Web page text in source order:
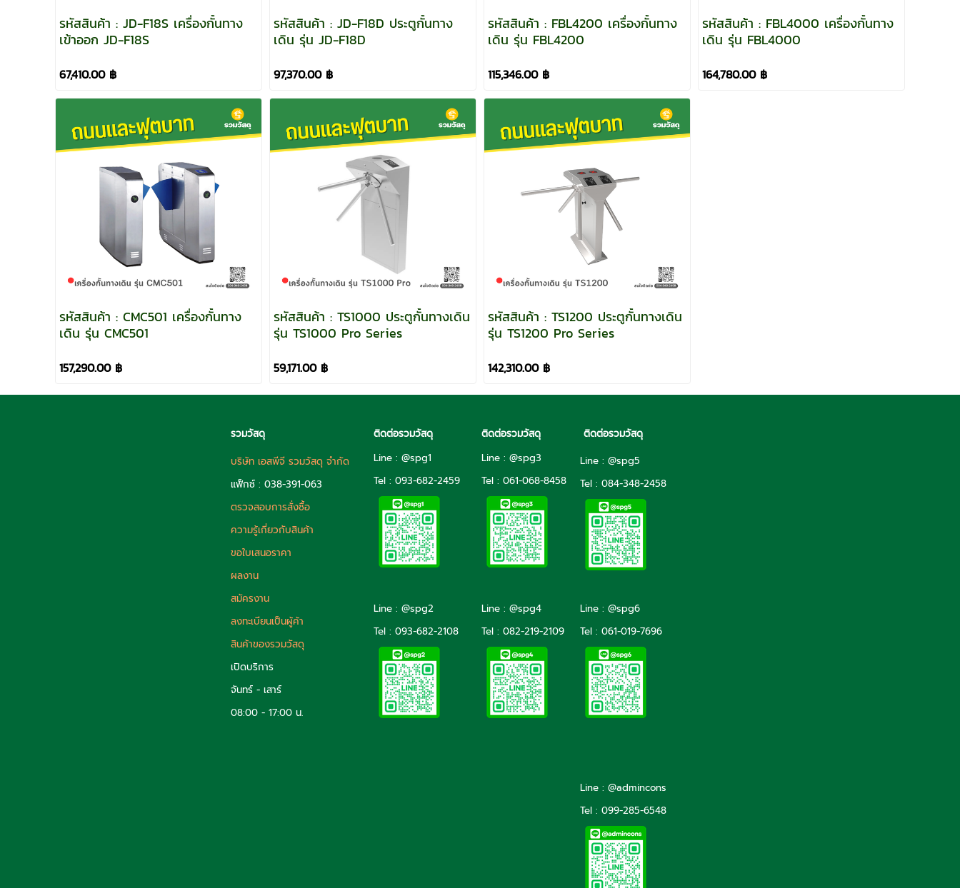
รหัสสินค้า : JD-F18S เครื่องกั้นทาง
เข้าออก JD-F18S
67,410.00 ฿
รหัสสินค้า : JD-F18D ประตูกั้นทาง
เดิน รุ่น JD-F18D
97,370.00 ฿
รหัสสินค้า : FBL4200 เครื่องกั้นทาง
เดิน รุ่น FBL4200
115,346.00 ฿
รหัสสินค้า : FBL4000 เครื่องกั้นทาง
เดิน รุ่น FBL4000
164,780.00 ฿
รหัสสินค้า : CMC501 เครื่องกั้นทาง
เดิน รุ่น CMC501
157,290.00 ฿
รหัสสินค้า : TS1000 ประตูกั้นทางเดิน
รุ่น TS1000 Pro Series
59,171.00 ฿
รหัสสินค้า : TS1200 ประตูกั้นทางเดิน
รุ่น TS1200 Pro Series
142,310.00 ฿
รวมวัสดุ ติดต่อรวมวัสดุ ติดต่อรวมวัสดุ
ติดต่อรวมวัสดุ
บริษัท เอสพีจี รวมวัสดุ จำกัด
แฟ็กซ์ : 038-391-063
ตรวจสอบการสั่งซื้อ
ความรู้เกี่ยวกับสินค้า
ขอใบเสนอราคา
ผลงาน
สมัครงาน
ลงทะเบียนเป็นผู้ค้า
สินค้าของรวมวัสดุ
เปิดบริการ
จันทร์ - เสาร์
08:00 - 17:00 น.
Line : @spg1
Tel : 093-682-2459
Line : @spg2
Tel : 093-682-2108
Line : @spg3
Tel : 061-068-8458
Line : @spg4
Tel : 082-219-2109
Line : @spg5
Tel : 084-348-2458
Line : @spg6
Tel : 061-019-7696
Line : @admincons
Tel : 099-285-6548